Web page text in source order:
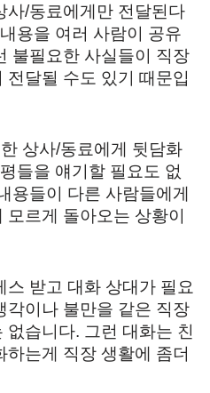
사/동료에게만 전달된다
용을 여러 사람이 공유
불필요한 사실들이 직장
달될 수도 있기 때문입
상사/동료에게 뒷담화
들을 얘기할 필요도 없
용들이 다른 사람들에게
르게 돌아오는 상황이
받고 대화 상대가 필요
각이나 불만을 같은 직장
습니다. 그런 대화는 친
는게 직장 생활에 좀더